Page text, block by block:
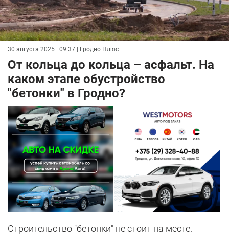
30 августа 2025 | 09:37 | Гродно Плюс
От кольца до кольца – асфальт. На
каком этапе обустройство
"бетонки" в Гродно?
Строительство "бетонки" не стоит на месте.